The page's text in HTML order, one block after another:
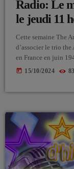
Radio: Le
le jeudi 11
Cette semaine The
d’associer le trio
en France en juin
libération d’une
today 15/10/2024 83